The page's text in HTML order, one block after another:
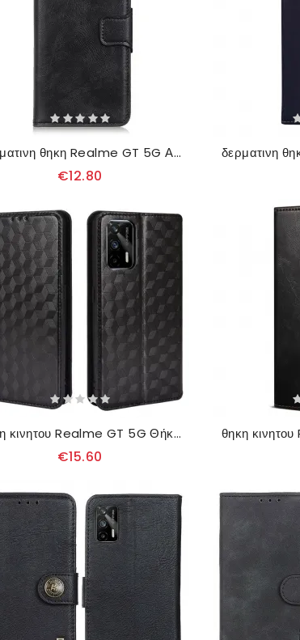
δερματινη θηκη Realme GT 5G Αναστρέψιμο Κούμπωμα Με Εφέ Δέρματος
€12.80
θηκη κινητου Realme GT 5G Θήκη Flip Διαμαντένιο Δερμάτινο Εφέ
€15.60